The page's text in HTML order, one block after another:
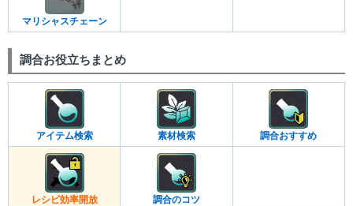
マリシャスチェーン
調合お役立ちまとめ
アイテム検索 素材検索 調合おすすめ
レシピ効率開放 調合のコツ